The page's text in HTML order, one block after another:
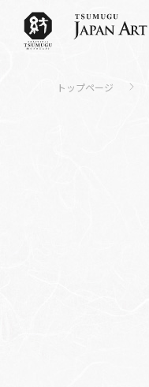
トップページ